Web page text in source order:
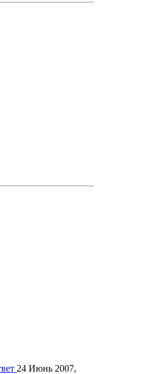
24 Июнь 2007,